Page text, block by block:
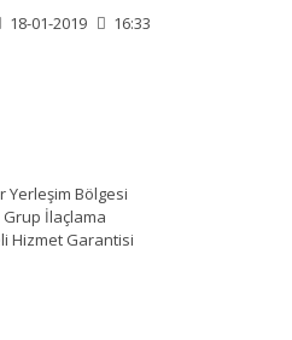
18-01-2019 16:33
Yerleşim Bölgesi
İlaçlama
Hizmet Garantisi